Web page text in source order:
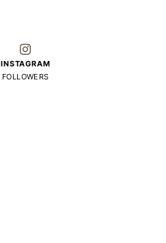
INSTAGRAM
FOLLOWERS